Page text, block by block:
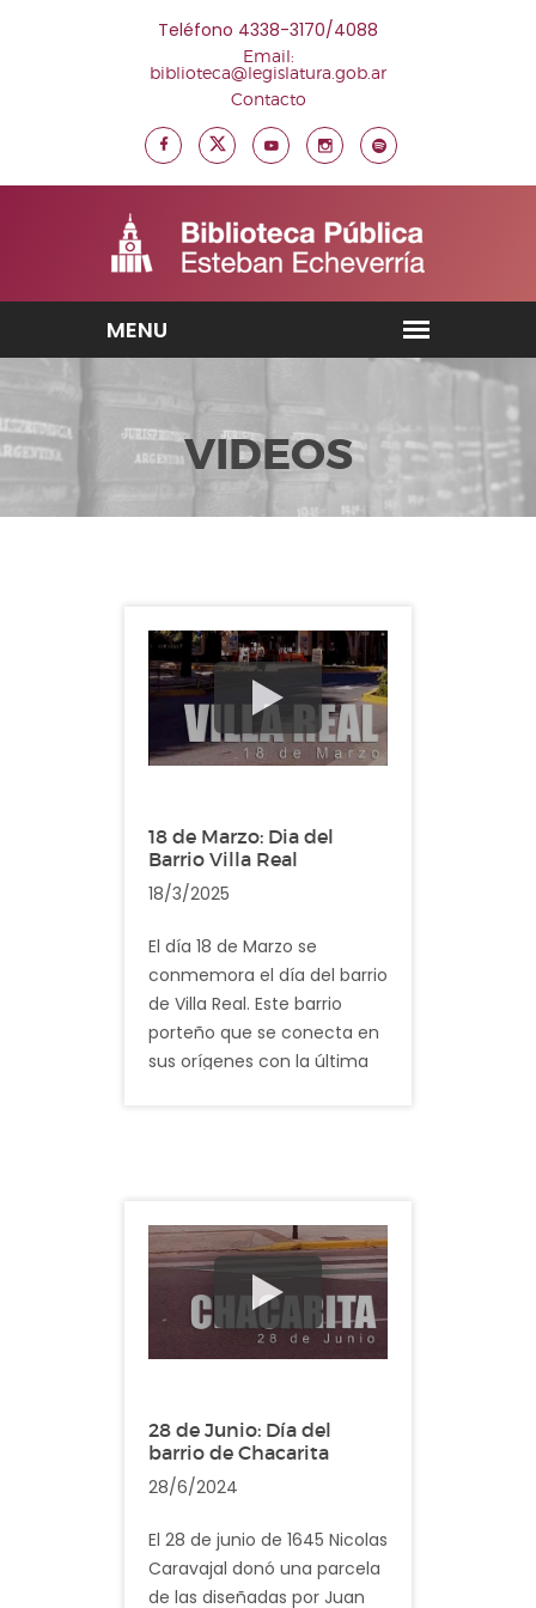
Teléfono 4338-3170/4088
Email:
biblioteca@legislatura.gob.ar
Contacto
VIDEOS
18 de Marzo: Dia del
Barrio Villa Real
18/3/2025
El día 18 de Marzo se
conmemora el día del barrio
de Villa Real. Este barrio
porteño que se conecta en
sus orígenes con la última
Federal ya que pertenecía
al Partido de General San
Martín.
28 de Junio: Día del
barrio de Chacarita
28/6/2024
El 28 de junio de 1645 Nicolas
Caravajal donó una parcela
de las diseñadas por Juan